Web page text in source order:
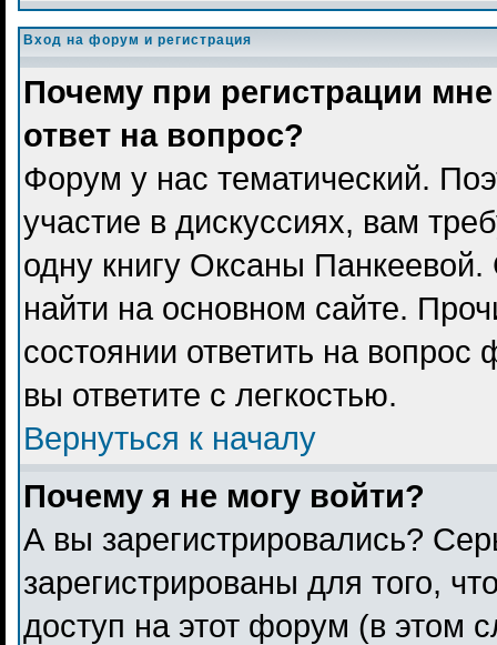
Вход на форум и регистрация
Почему при регистрации
ответ на вопрос?
Форум у нас тематический.
участие в дискуссиях, вам
одну книгу Оксаны
найти на основном сайте.
состоянии ответить на
вы ответите с легкостью.
Вернуться к началу
Почему я не могу войти?
А вы зарегистрировались?
зарегистрированы для того,
доступ на этот форум (в этом